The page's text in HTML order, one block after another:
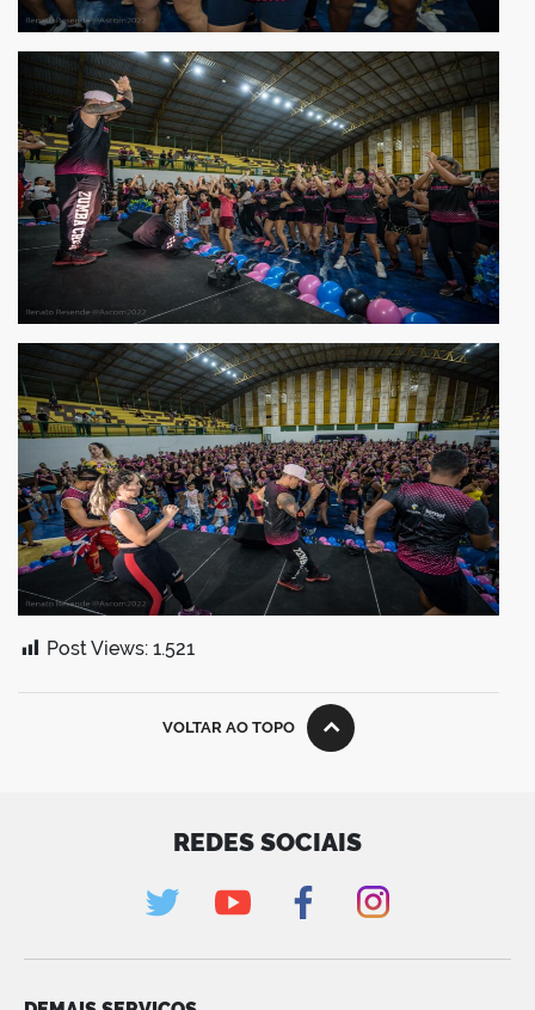
Post Views: 1.521
VOLTAR AO TOPO
REDES SOCIAIS